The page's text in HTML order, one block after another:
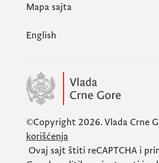
Mapa sajta
English
©Copyright 2026. Vlada Crne
korišćenja
Ovaj sajt štiti reCAPTCHA i